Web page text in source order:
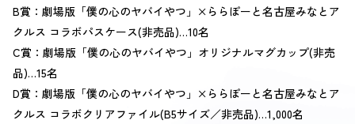
OFFICIAL SNS
B賞：劇場版「僕の心のヤバイやつ」×ららぽーと名古屋みなとア
クルス コラボパスケース(非売品)…10名
C賞：劇場版「僕の心のヤバイやつ」オリジナルマグカップ(非売
品)…15名
D賞：劇場版「僕の心のヤバイやつ」×ららぽーと名古屋みなとア
クルス コラボクリアファイル(B5サイズ／非売品)…1,000名